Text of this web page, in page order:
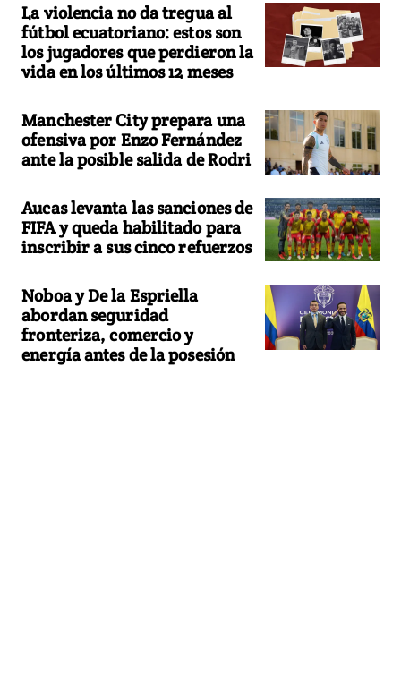
La violencia no da tregua al
fútbol ecuatoriano: estos son
los jugadores que perdieron la
vida en los últimos 12 meses
Manchester City prepara una
ofensiva por Enzo Fernández
ante la posible salida de Rodri
Aucas levanta las sanciones de
FIFA y queda habilitado para
inscribir a sus cinco refuerzos
Noboa y De la Espriella
abordan seguridad
fronteriza, comercio y
energía antes de la posesión